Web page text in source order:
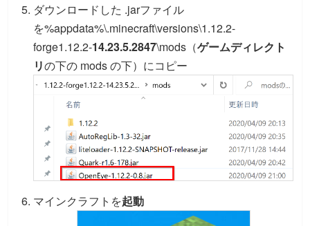
ダウンロードした .jarファイル
を%appdata%\.minecraft\versions\1.12.2-
forge1.12.2-14.23.5.2847\mods（ゲームディレクト
リの下の mods の下）にコピー
マインクラフトを起動